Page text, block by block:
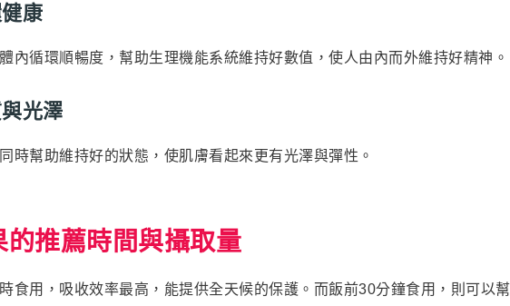
康
內循環順暢度，幫助生理機能系統維持好數值，使人由內而外維持好精神。
光澤
時幫助維持好的狀態，使肌膚看起來更有光澤與彈性。
的推薦時間與攝取量
食用，吸收效率最高，能提供全天候的保護。而飯前30分鐘食用，則可以